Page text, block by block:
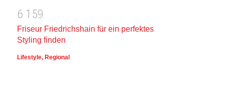
6 1 59
Friseur Friedrichshain für ein perfektes
Styling finden
Lifestyle, Regional